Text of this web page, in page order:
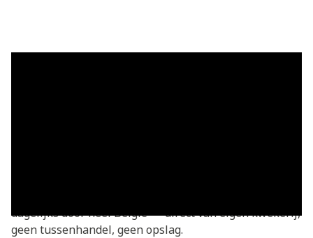
dagelijks door heel België — direct van eigen kwekerij,
geen tussenhandel, geen opslag.